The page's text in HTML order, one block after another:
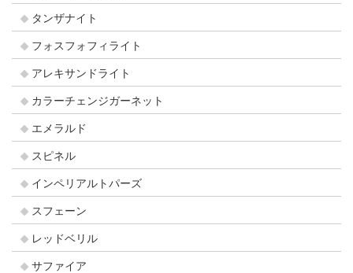
タンザナイト
フォスフォフィライト
アレキサンドライト
カラーチェンジガーネット
エメラルド
スピネル
インペリアルトパーズ
スフェーン
レッドベリル
サファイア